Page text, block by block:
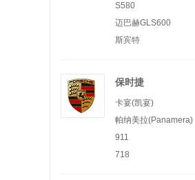
S580
迈巴赫GLS600
斯宾特
保时捷
卡宴(凯宴)
帕纳美拉(Panamera)
911
718